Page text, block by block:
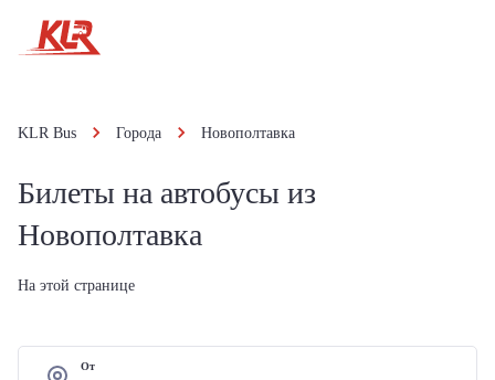
KLR Bus Города Новополтавка
Билеты на автобусы из
Новополтавка
На этой странице
От